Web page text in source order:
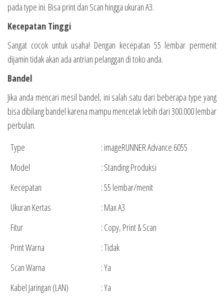
pada type ini. Bisa print dan Scan hingga ukuran A3.
Kecepatan Tinggi
Sangat cocok untuk usaha! Dengan kecepatan 55 lembar permenit
dijamin tidak akan ada antrian pelanggan di toko anda.
Bandel
Jika anda mencari mesil bandel, ini salah satu dari beberapa type yang
bisa dibilang bandel karena mampu mencetak lebih dari 300.000 lembar
perbulan.
Type
: imageRUNNER Advance 6055
Model
: Standing Produksi
Kecepatan
: 55 lembar/menit
Ukuran Kertas
: Max A3
Fitur
: Copy, Print & Scan
Print Warna
: Tidak
Scan Warna
: Ya
Kabel Jaringan (LAN)
: Ya